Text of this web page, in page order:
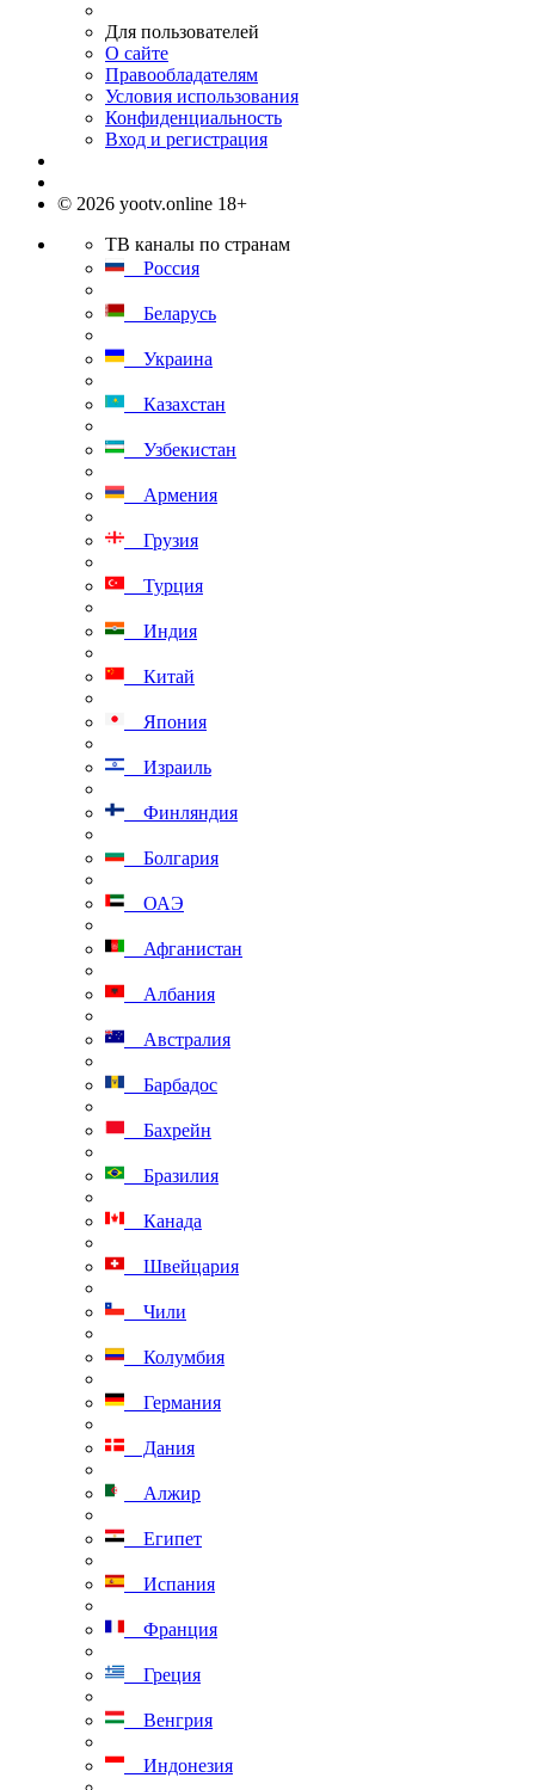
Для пользователей
О сайте
Правообладателям
Условия использования
Конфиденциальность
Вход и регистрация
© 2026 yootv.online 18+
ТВ каналы по странам
Россия
Беларусь
Украина
Казахстан
Узбекистан
Армения
Грузия
Турция
Индия
Китай
Япония
Израиль
Финляндия
Болгария
ОАЭ
Афганистан
Албания
Австралия
Барбадос
Бахрейн
Бразилия
Канада
Швейцария
Чили
Колумбия
Германия
Дания
Алжир
Египет
Испания
Франция
Греция
Венгрия
Индонезия